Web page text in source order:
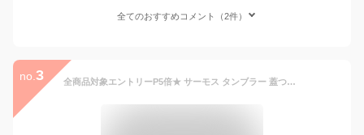
全てのおすすめコメント（2件）
no. 3 全商品対象エントリーP5倍★ サーモス タンブラー 蓋つき 食洗機対応 JDP-501 タンブラー500ml 保温 保冷 マグ オフィス ステンレス おしゃれ 持ち運び 結露しない 結婚祝い ペア プレゼント